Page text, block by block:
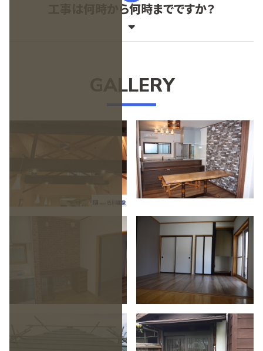
工事は何時から何時までですか？
GALLERY